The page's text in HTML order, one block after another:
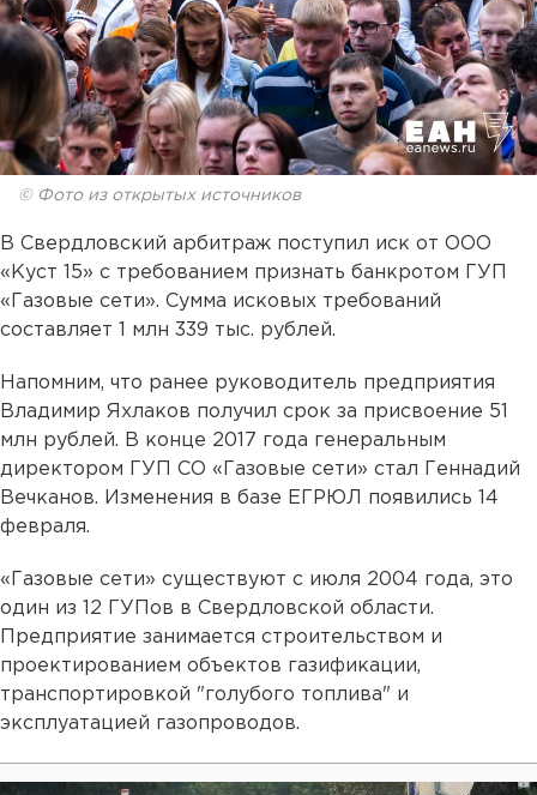
© Фото из открытых источников
В Свердловский арбитраж поступил иск от ООО
«Куст 15» с требованием признать банкротом ГУП
«Газовые сети». Сумма исковых требований
составляет 1 млн 339 тыс. рублей.
Напомним, что ранее руководитель предприятия
Владимир Яхлаков получил срок за присвоение 51
млн рублей. В конце 2017 года генеральным
директором ГУП СО «Газовые сети» стал Геннадий
Вечканов. Изменения в базе ЕГРЮЛ появились 14
февраля.
«Газовые сети» существуют с июля 2004 года, это
один из 12 ГУПов в Свердловской области.
Предприятие занимается строительством и
проектированием объектов газификации,
транспортировкой "голубого топлива" и
эксплуатацией газопроводов.